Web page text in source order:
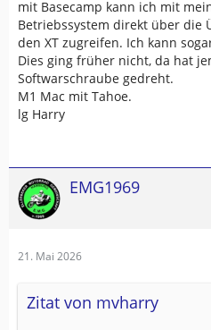
mit Basecamp kann ich mit
Betriebssystem direkt über die
den XT zugreifen. Ich kann
Dies ging früher nicht, da hat
Softwarschraube gedreht.
M1 Mac mit Tahoe.
lg Harry
EMG1969
21. Mai 2026
Zitat von mvharry